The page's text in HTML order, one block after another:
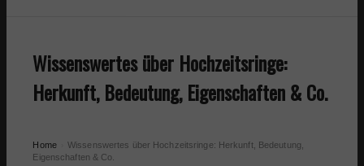
Menü Menü
Wissenswertes über Hochzeitsringe:
Herkunft, Bedeutung, Eigenschaften & Co.
Home
Wissenswertes über Hochzeitsringe: Herkunft, Bedeutung,
Eigenschaften & Co.